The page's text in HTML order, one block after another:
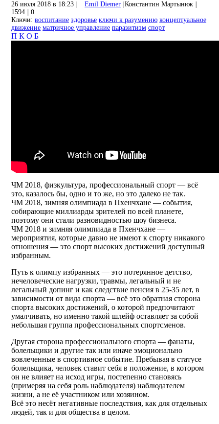
26 июля 2018 в 18:23 Emil Diemer Константин Мартынюк
1594
0
Ключи: воспитание здоровье ключи к разумению концептуальное
движение матричное управление паразитизм спорт
П К О Б
ЧМ 2018, физкультура, профессиональный спорт — всё
это, казалось бы, одно и то же, но это далеко не так.
ЧМ 2018, зимняя олимпиада в Пхенчхане — события,
собирающие миллиарды зрителей по всей планете,
поэтому они стали разновидностью шоу бизнеса.
ЧМ 2018 и зимняя олимпиада в Пхенчхане —
мероприятия, которые давно не имеют к спорту никакого
отношения — это спорт высоких достижений доступный
избранным.
Путь к олимпу избранных — это потерянное детство,
нечеловеческие нагрузки, травмы, легальный и не
легальный допинг и как следствие пенсия в 25-35 лет, в
зависимости от вида спорта — всё это обратная сторона
спорта высоких достижений, о которой предпочитают
умалчивать, но именно такой шлейф оставляет за собой
небольшая группа профессиональных спортсменов.
Другая сторона профессионального спорта — фанаты,
болельщики и другие так или иначе эмоционально
вовлеченные в спортивное событие. Пребывая в статусе
болельщика, человек ставит себя в положение, в котором
он не влияет на исход игры, постепенно становясь
(примеряя на себя роль наблюдателя) наблюдателем
жизни, а не её участником или хозяином.
Всё это несёт негативные последствия, как для отдельных
людей, так и для общества в целом.